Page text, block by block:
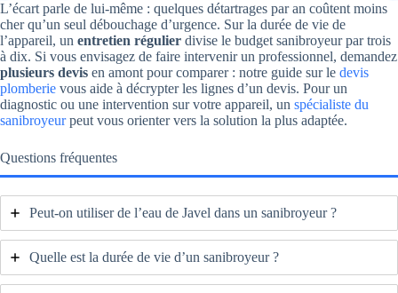
L’écart parle de lui-même : quelques détartrages par an coûtent moins
cher qu’un seul débouchage d’urgence. Sur la durée de vie de
l’appareil, un entretien régulier divise le budget sanibroyeur par trois
à dix. Si vous envisagez de faire intervenir un professionnel, demandez
plusieurs devis en amont pour comparer : notre guide sur le devis
plomberie vous aide à décrypter les lignes d’un devis. Pour un
diagnostic ou une intervention sur votre appareil, un spécialiste du
sanibroyeurpeut vous orienter vers la solution la plus adaptée.
Questions fréquentes
Peut-on utiliser de l’eau de Javel dans un sanibroyeur ?
Quelle est la durée de vie d’un sanibroyeur ?